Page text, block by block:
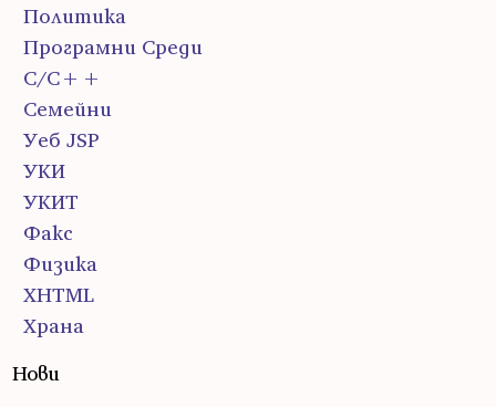
Политика
Програмни Среди
С/С++
Семейни
Уеб JSP
УКИ
УКИТ
Факс
Физика
ХHTML
Храна
Нови